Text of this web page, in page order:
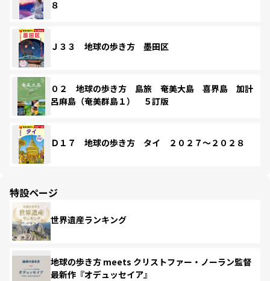
８
Ｊ３３ 地球の歩き方 墨田区
０２ 地球の歩き方 島旅 奄美大島 喜界島 加計
呂麻島（奄美群島１） ５訂版
Ｄ１７ 地球の歩き方 タイ ２０２７～２０２８
特設ページ
世界遺産ランキング
地球の歩き方 meets クリストファー・ノーラン監督
最新作『オデュッセイア』